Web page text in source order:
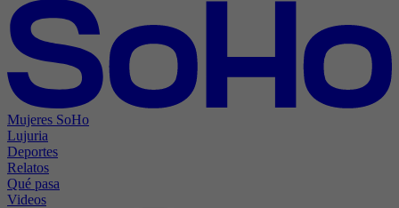
Mujeres SoHo
Lujuria
Deportes
Relatos
Qué pasa
Videos